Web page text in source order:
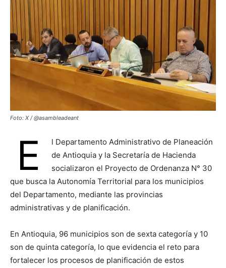
Foto: X / @asambleadeant
E
l Departamento Administrativo de Planeación
de Antioquia y la Secretaría de Hacienda
socializaron el Proyecto de Ordenanza N° 30
que busca la Autonomía Territorial para los municipios
del Departamento, mediante las provincias
administrativas y de planificación.
En Antioquia, 96 municipios son de sexta categoría y 10
son de quinta categoría, lo que evidencia el reto para
fortalecer los procesos de planificación de estos